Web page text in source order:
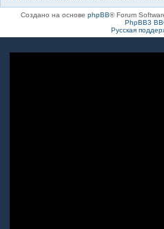
Создано на основе phpBB® Forum
PhpBB3
Русская